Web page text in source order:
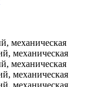
механическая
механическая
механическая
механическая
механическая